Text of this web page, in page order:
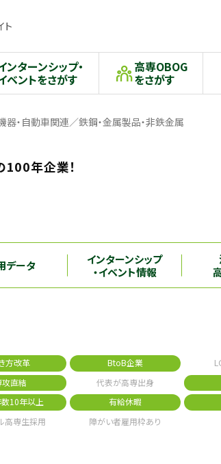
ト
ンターンシップ・
ベントをさがす
高専OBOG
をさがす
器・自動車関連／鉄鋼・金属製品・非鉄金属
年企業！
データ
インターンシップ
・イベント情報
方改革 BtoB企業
攻直結 代表が高専出身
10年以上 有給休暇
高専生採用 障がい者雇用枠あり